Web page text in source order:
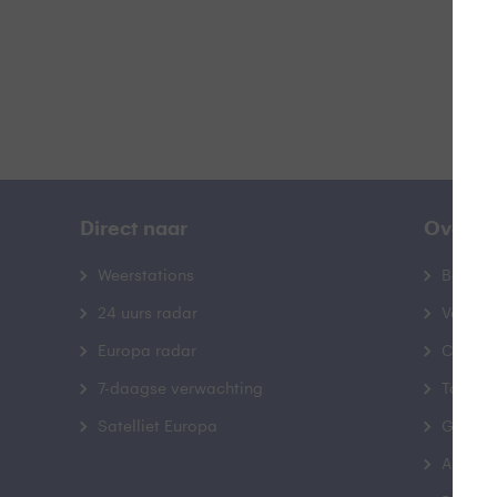
Direct naar
Weerstations
24 uurs radar
Europa radar
7-daagse verwachting
Satelliet Europa
Over
Contact